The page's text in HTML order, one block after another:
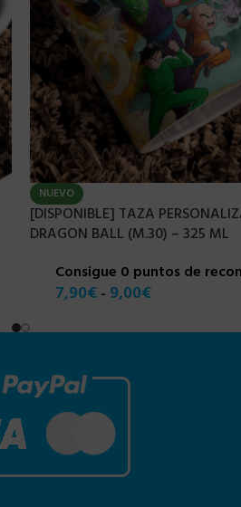
NUEVO
[DISPONIBLE] TAZA
DRAGON BALL (M.30) – 325 ML
Consigue 0 puntos de
7,90€ - 9,00€